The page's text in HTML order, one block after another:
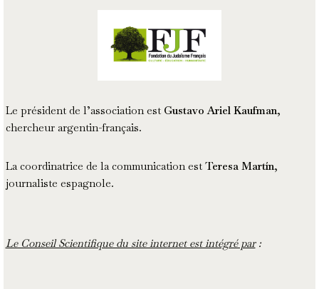
Le président de l’association est Gustavo Ariel Kaufman,
chercheur argentin-français.
La coordinatrice de la communication estTeresa Martín,
journaliste espagnole.
Le Conseil Scientifique du site internet est intégré par: